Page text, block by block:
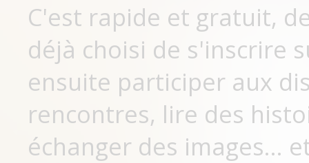
C'est rapide et gratuit,
déjà choisi de s'inscrire
ensuite participer aux
rencontres, lire des
échanger des images...